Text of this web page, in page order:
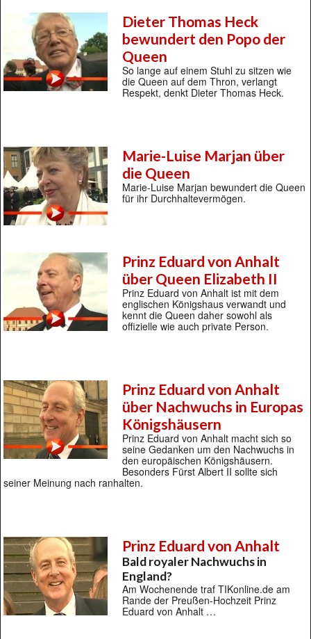
Dieter Thomas Heck
bewundert den Popo der
Queen
So lange auf einem Stuhl zu sitzen wie
die Queen auf dem Thron, verlangt
Respekt, denkt Dieter Thomas Heck.
Marie-Luise Marjan über
die Queen
Marie-Luise Marjan bewundert die Queen
für ihr Durchhaltevermögen.
Prinz Eduard von Anhalt
über Queen Elizabeth II
Prinz Eduard von Anhalt ist mit dem
englischen Königshaus verwandt und
kennt die Queen daher sowohl als
offizielle wie auch private Person.
Prinz Eduard von Anhalt
über Nachwuchs in Europas
Königshäusern
Prinz Eduard von Anhalt macht sich so
seine Gedanken um den Nachwuchs in
den europäischen Königshäusern.
Besonders Fürst Albert II sollte sich
seiner Meinung nach ranhalten.
Prinz Eduard von Anhalt
Bald royaler Nachwuchs in
England?
Am Wochenende traf TIKonline.de am
Rande der Preußen-Hochzeit Prinz
Eduard von Anhalt …